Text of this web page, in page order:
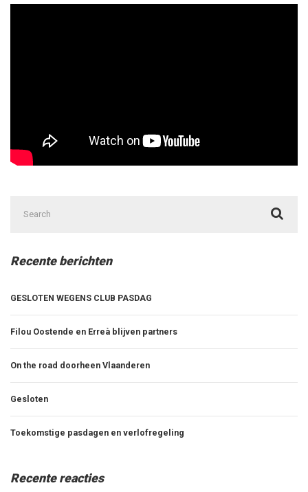
for:
Recente berichten
GESLOTEN WEGENS CLUB PASDAG
Filou Oostende en Erreà blijven partners
On the road doorheen Vlaanderen
Gesloten
Toekomstige pasdagen en verlofregeling
Recente reacties